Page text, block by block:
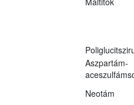
Aszpartám-
Neotám